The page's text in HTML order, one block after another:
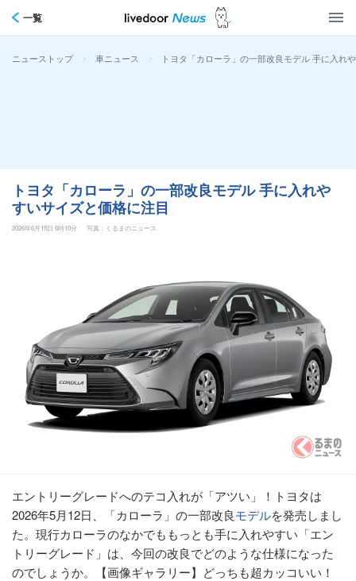
一覧
ニューストップ > 車ニュース > トヨタ「カローラ」の一部改良モデル 手に入れ
トヨタ「カローラ」の一部改良モデル 手に入れや
すいサイズと価格に注目
2026年6月15日 6時10分 写真：くるまのニュース
エントリーグレードへのテコ入れが「アツい」！トヨタは
2026年5月12日、「カローラ」の一部改良モデルを発売しまし
た。現行カローラのなかでももっとも手に入れやすい「エン
トリーグレード」は、今回の改良でどのような仕様になった
のでしょうか。【画像ギャラリー】どっちも超カッコいい！